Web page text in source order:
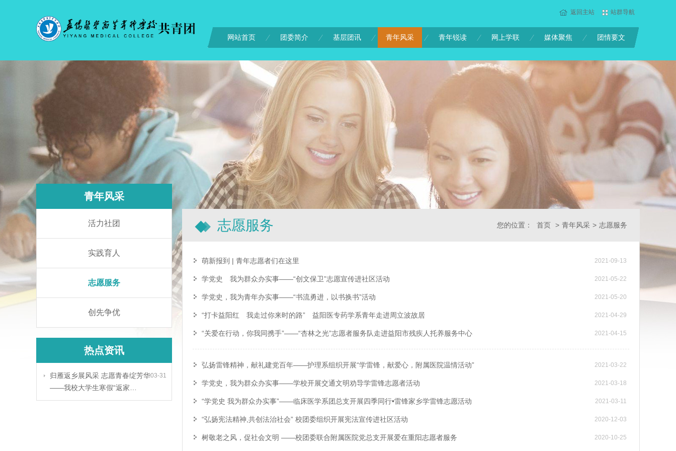
站群导航
返回主站
网站首页 团委简介 基层团讯 青年风采 青年锐读 网上学联 媒体聚焦 团情要文
青年风采
活力社团
实践育人
志愿服务
创先争优
热点资讯
03-31
归雁返乡展风采 志愿青春绽芳华
——我校大学生寒假“返家…
您的位置： 首页 > 青年风采 > 志愿服务
志愿服务
2021-09-13
萌新报到 | 青年志愿者们在这里
2021-05-22
学党史 我为群众办实事——“创文保卫”志愿宣传进社区活动
2021-05-20
学党史，我为青年办实事——“书流勇进，以书换书”活动
2021-04-29
“打卡益阳红 我走过你来时的路” 益阳医专药学系青年走进周立波故居
2021-04-15
“关爱在行动，你我同携手”——“杏林之光”志愿者服务队走进益阳市残疾人托养服务中心
2021-03-22
弘扬雷锋精神，献礼建党百年——护理系组织开展“学雷锋，献爱心，附属医院温情活动”
2021-03-18
学党史，我为群众办实事——学校开展交通文明劝导学雷锋志愿者活动
2021-03-11
“学党史 我为群众办实事”——临床医学系团总支开展四季同行•雷锋家乡学雷锋志愿活动
2020-12-03
“弘扬宪法精神,共创法治社会” 校团委组织开展宪法宣传进社区活动
2020-10-25
树敬老之风，促社会文明 ——校团委联合附属医院党总支开展爱在重阳志愿者服务